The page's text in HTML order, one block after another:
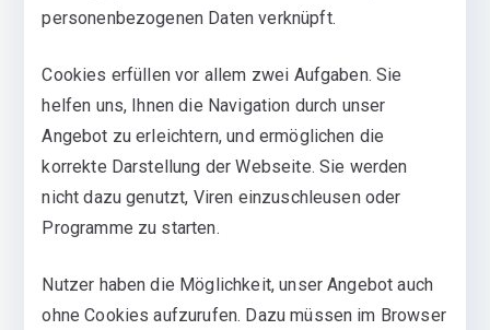
personenbezogenen Daten verknüpft.
Cookies erfüllen vor allem zwei Aufgaben. Sie
helfen uns, Ihnen die Navigation durch unser
Angebot zu erleichtern, und ermöglichen die
korrekte Darstellung der Webseite. Sie werden
nicht dazu genutzt, Viren einzuschleusen oder
Programme zu starten.
Nutzer haben die Möglichkeit, unser Angebot auch
ohne Cookies aufzurufen. Dazu müssen im Browser